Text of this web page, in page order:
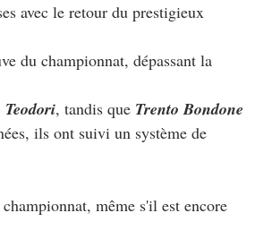
avec le retour du prestigieux
du championnat, dépassant la
, tandis que Trento Bondone
ils ont suivi un système de
même s'il est encore